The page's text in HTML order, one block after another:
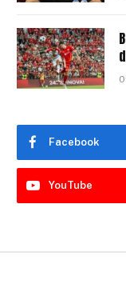
Facebook
YouTube